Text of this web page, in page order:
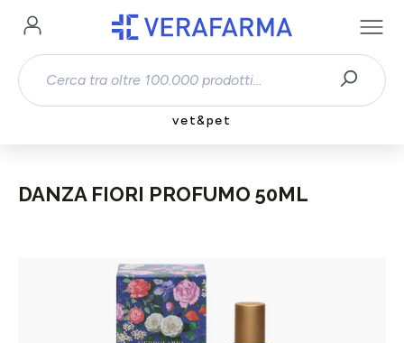
Passa al contenuto principale
vet&pet
DANZA FIORI PROFUMO 50ML
Salta la galleria di immagini